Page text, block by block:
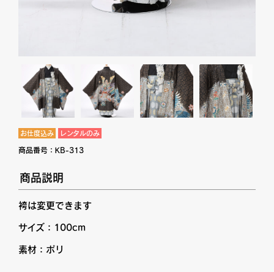
お仕度込み レンタルのみ
商品番号： KB-313
商品説明
袴は変更できます
サイズ：100cm
素材：ポリ